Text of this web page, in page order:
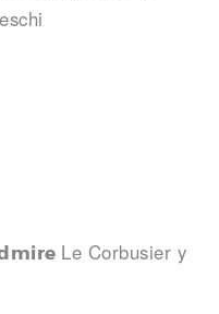
Le Corbusier y